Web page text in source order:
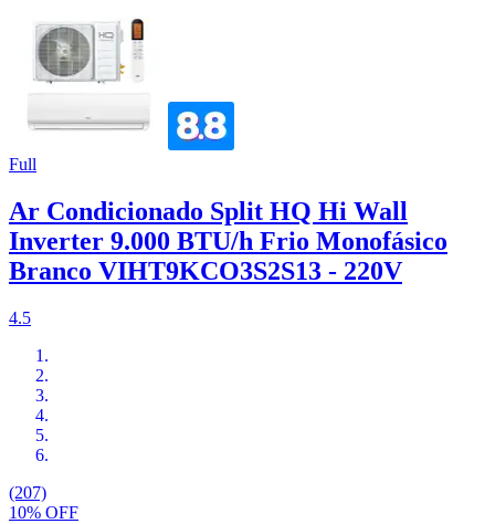
Full
Ar Condicionado Split HQ Hi Wall
Inverter 9.000 BTU/h Frio Monofásico
Branco VIHT9KCO3S2S13 - 220V
4.5
(207)
10% OFF